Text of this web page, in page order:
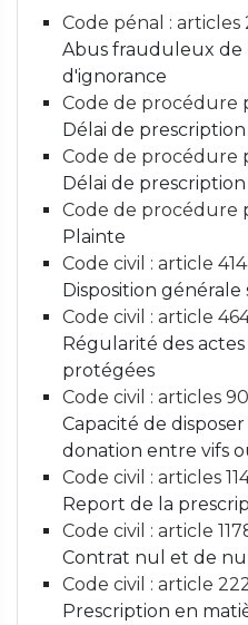
Code pénal : articles
Abus frauduleux de
d'ignorance
Code de procédure
Délai de prescription
Code de procédure
Délai de prescription
Code de procédure
Plainte
Code civil : article
Disposition
Code civil : article
Régularité des
protégées
Code civil : articles
Capacité de
donation entre vifs
Code civil : articles
Report de la
Code civil : article
Contrat nul et de
Code civil : article
Prescription en